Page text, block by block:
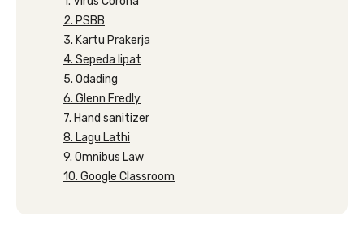
2. PSBB
3. Kartu Prakerja
4. Sepeda lipat
5. Odading
6. Glenn Fredly
7. Hand sanitizer
8. Lagu Lathi
9. Omnibus Law
10. Google Classroom